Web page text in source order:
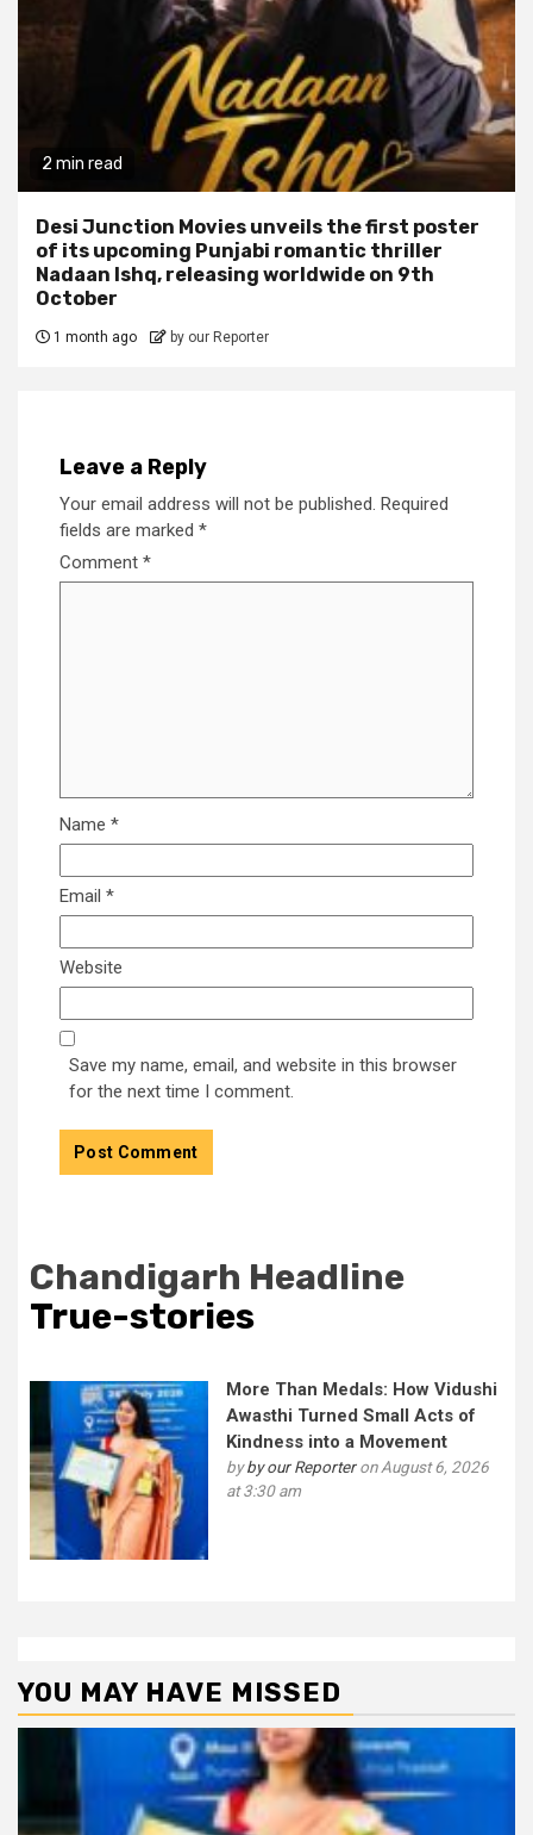
2 min read
Desi Junction Movies unveils the first poster
of its upcoming Punjabi romantic thriller
Nadaan Ishq, releasing worldwide on 9th
October
1 month ago by our Reporter
Leave a Reply
Your email address will not be published. Required
fields are marked *
Comment *
Name *
Email *
Website
Save my name, email, and website in this browser
for the next time I comment.
Chandigarh Headline
True-stories
More Than Medals: How Vidushi
Awasthi Turned Small Acts of
Kindness into a Movement
byby our Reporteron August 6, 2026
at 3:30 am
YOU MAY HAVE MISSED